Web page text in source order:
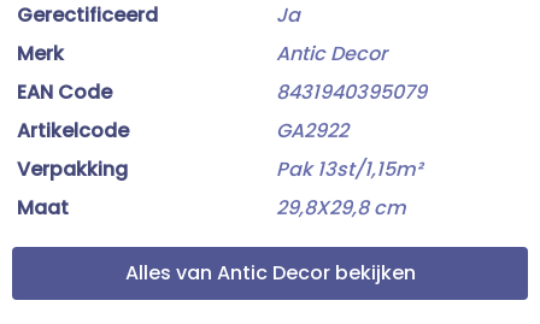
Gerectificeerd
Ja
Merk
Antic Decor
EAN Code
8431940395079
Artikelcode
GA2922
Verpakking
Pak 13st/1,15m²
Maat
29,8X29,8 cm
Alles van Antic Decor bekijken